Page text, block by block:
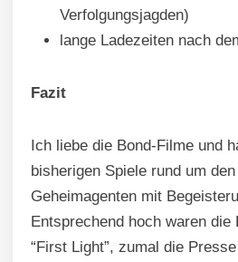
Verfolgungsjagden)
lange Ladezeiten nach
Fazit
Ich liebe die Bond-Filme und
bisherigen Spiele rund um
Geheimagenten mit
Entsprechend hoch waren die
“First Light”, zumal die